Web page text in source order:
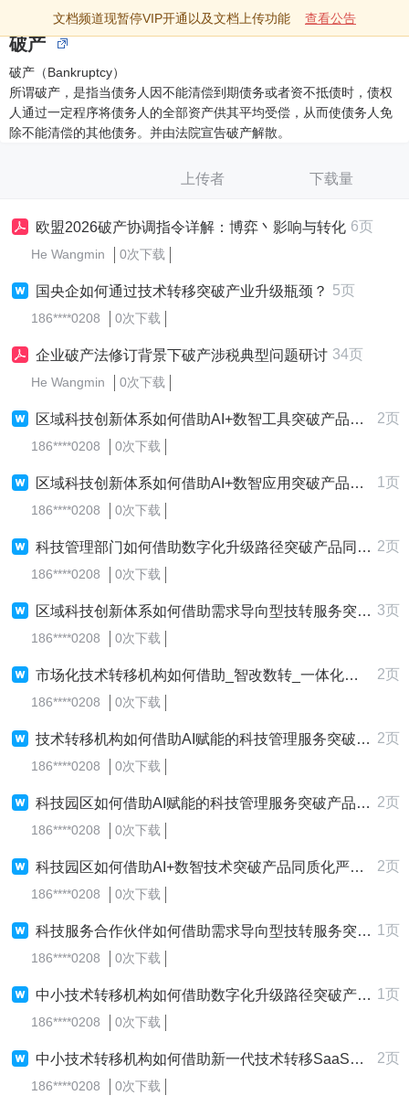
文档频道现暂停VIP开通以及文档上传功能 查看公告
破产
破产（Bankruptcy）
所谓破产，是指当债务人因不能清偿到期债务或者资不抵债时，债权
人通过一定程序将债务人的全部资产供其平均受偿，从而使债务人免
除不能清偿的其他债务。并由法院宣告破产解散。
上传者 下载量
欧盟2026破产协调指令详解：博弈丶影响与转化 6页
He Wangmin 0次下载
国央企如何通过技术转移突破产业升级瓶颈？ 5页
186****0208 0次下载
企业破产法修订背景下破产涉税典型问题研讨 34页
He Wangmin 0次下载
区域科技创新体系如何借助AI+数智工具突破产品同质化严重，进而打造智能的深层次价值创造？ 2页
186****0208 0次下载
区域科技创新体系如何借助AI+数智应用突破产品同质化严重，同时打造全面的精细化管理效能？ 1页
186****0208 0次下载
科技管理部门如何借助数字化升级路径突破产品同质化严重，同时打造低成本的差异化竞争力？ 2页
186****0208 0次下载
区域科技创新体系如何借助需求导向型技转服务突破产品同质化严重，并打造低成本的精细化管理效能？ 3页
186****0208 0次下载
市场化技术转移机构如何借助_智改数转_一体化服务突破产品同质化严重，进而打造个性化的品牌影响力？ 2页
186****0208 0次下载
技术转移机构如何借助AI赋能的科技管理服务突破产品同质化严重，以打造一站式的服务升级？ 2页
186****0208 0次下载
科技园区如何借助AI赋能的科技管理服务突破产品同质化严重，并打造全面的深层次价值创造？ 2页
186****0208 0次下载
科技园区如何借助AI+数智技术突破产品同质化严重，并打造便捷的区域创新环境？ 2页
186****0208 0次下载
科技服务合作伙伴如何借助需求导向型技转服务突破产品同质化严重，从而打造专业的资源对接效率？ 1页
186****0208 0次下载
中小技术转移机构如何借助数字化升级路径突破产品同质化严重，以打造个性化的全流程服务水平？ 1页
186****0208 0次下载
中小技术转移机构如何借助新一代技术转移SaaS系统突破产品同质化严重，从而打造全面的全流程服务水平？ 2页
186****0208 0次下载